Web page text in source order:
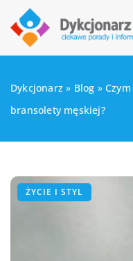
Dykcjonarz » Blog »
bransolety męskiej?
ŻYCIE I STYL